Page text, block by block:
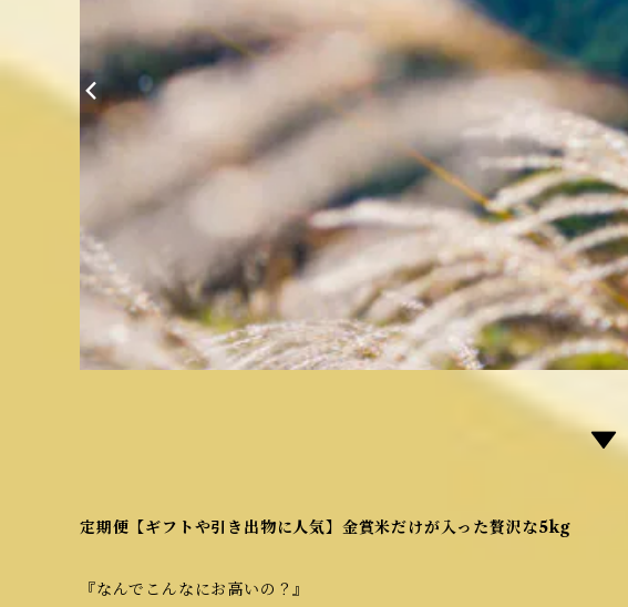
定期便【ギフトや引き出物に人気】金賞米だけが入った贅沢な5kg
『なんでこんなにお高いの？』